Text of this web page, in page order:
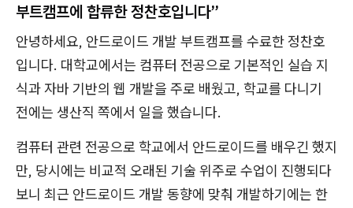
부트캠프에 합류한 정찬호입니다”
안녕하세요, 안드로이드 개발 부트캠프를 수료한 정찬호
입니다. 대학교에서는 컴퓨터 전공으로 기본적인 실습 지
식과 자바 기반의 웹 개발을 주로 배웠고, 학교를 다니기
전에는 생산직 쪽에서 일을 했습니다.
컴퓨터 관련 전공으로 학교에서 안드로이드를 배우긴 했지
만, 당시에는 비교적 오래된 기술 위주로 수업이 진행되다
보니 최근 안드로이드 개발 동향에 맞춰 개발하기에는 한